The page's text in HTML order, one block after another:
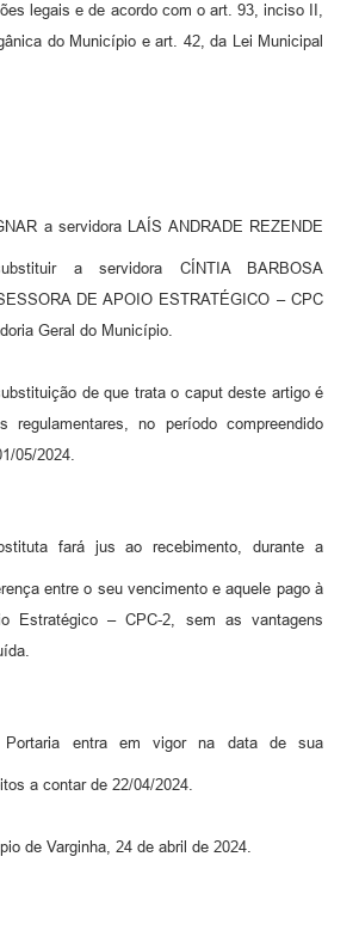
legais e de acordo com o art. 93, inciso II,
do Município e art. 42, da Lei Municipal
a servidora LAÍS ANDRADE REZENDE
a servidora CÍNTIA BARBOSA
DE APOIO ESTRATÉGICO – CPC
Geral do Município.
de que trata o caput deste artigo é
regulamentares, no período compreendido
05/2024.
fará jus ao recebimento, durante a
entre o seu vencimento e aquele pago à
Estratégico – CPC-2, sem as vantagens
entra em vigor na data de sua
a contar de 22/04/2024.
de Varginha, 24 de abril de 2024.